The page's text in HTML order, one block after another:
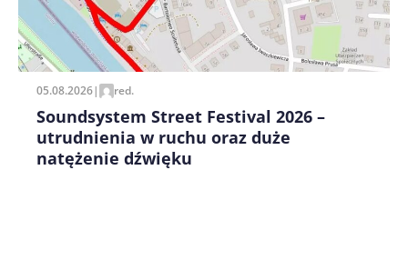
Zapamiętaj moje dane w tej przeglądarce podczas
pisania kolejnych komentarzy.
05.08.2026| red.
Soundsystem Street Festival 2026 –
utrudnienia w ruchu oraz duże
natężenie dźwięku